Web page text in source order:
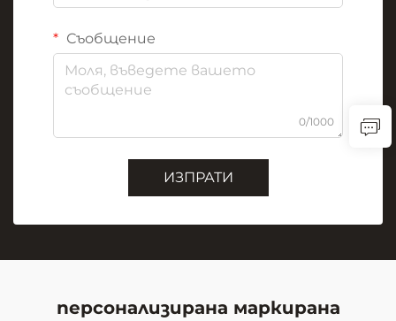
Съобщение
0/1000
ИЗПРАТИ
персонализирана маркирана